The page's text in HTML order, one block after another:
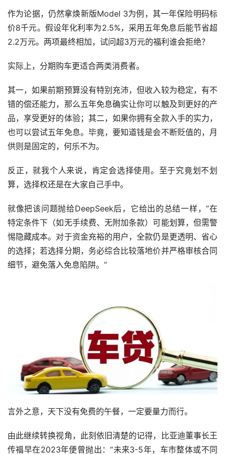
作为论据，仍然拿焕新版Model 3为例，其一年保险明码标
价8千元。假设年化利率为2.5%，采用五年免息后能节省超
2.2万元。两项最终相加，试问超3万元的福利谁会拒绝？
实际上，分期购车更适合两类消费者。
其一，如果前期预算没有特别充沛，但收入较为稳定，有不
错的偿还能力，那么五年免息确实让你可以触及到更好的产
品，享受更好的体验；其二，如果你拥有全款入手的实力，
也可以尝试五年免息。毕竟，要知道钱是会不断贬值的，月
供则是固定的，何乐不为。
反正，就我个人来说，肯定会选择使用。至于究竟划不划
算，选择权还是在大家自己手中。
就像把该问题抛给DeepSeek后，它给出的总结一样，“在
特定条件下（如无手续费、无附加条款）可能划算，但需警
惕隐藏成本。对于资金充裕的用户，全款仍是更透明、省心
的选择；若选择分期，务必综合比较落地价并严格审核合同
细节，避免落入免息陷阱。”
言外之意，天下没有免费的午餐，一定要量力而行。
由此继续转换视角，此刻依旧清楚的记得，比亚迪董事长王
传福早在2023年便曾抛出：“未来3-5年，车市整体或不同